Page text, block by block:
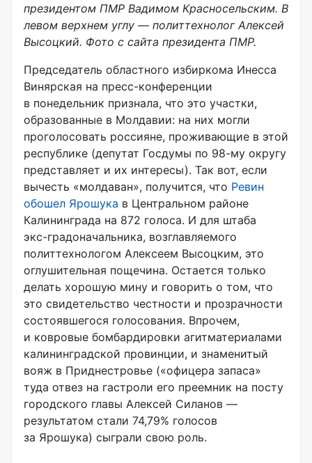
президентом ПМР Вадимом Красносельским. В
левом верхнем углу — политтехнолог Алексей
Высоцкий. Фото с сайта президента ПМР.
Председатель областного избиркома Инесса
Винярская на пресс-конференции
в понедельник признала, что это участки,
образованные в Молдавии: на них могли
проголосовать россияне, проживающие в этой
республике (депутат Госдумы по 98-му округу
представляет и их интересы). Так вот, если
вычесть «молдаван», получится, что Ревин
обошел Ярошука в Центральном районе
Калининграда на 872 голоса. И для штаба
экс-градоначальника, возглавляемого
политтехнологом Алексеем Высоцким, это
оглушительная пощечина. Остается только
делать хорошую мину и говорить о том, что
это свидетельство честности и прозрачности
состоявшегося голосования. Впрочем,
и ковровые бомбардировки агитматериалами
калининградской провинции, и знаменитый
вояж в Приднестровье («офицера запаса»
туда отвез на гастроли его преемник на посту
городского главы Алексей Силанов —
результатом стали 74,79% голосов
за Ярошука) сыграли свою роль.